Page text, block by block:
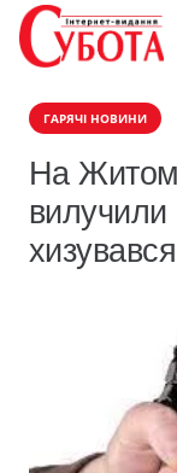
ГАРЯЧІ НОВИНИ
На
вилучили